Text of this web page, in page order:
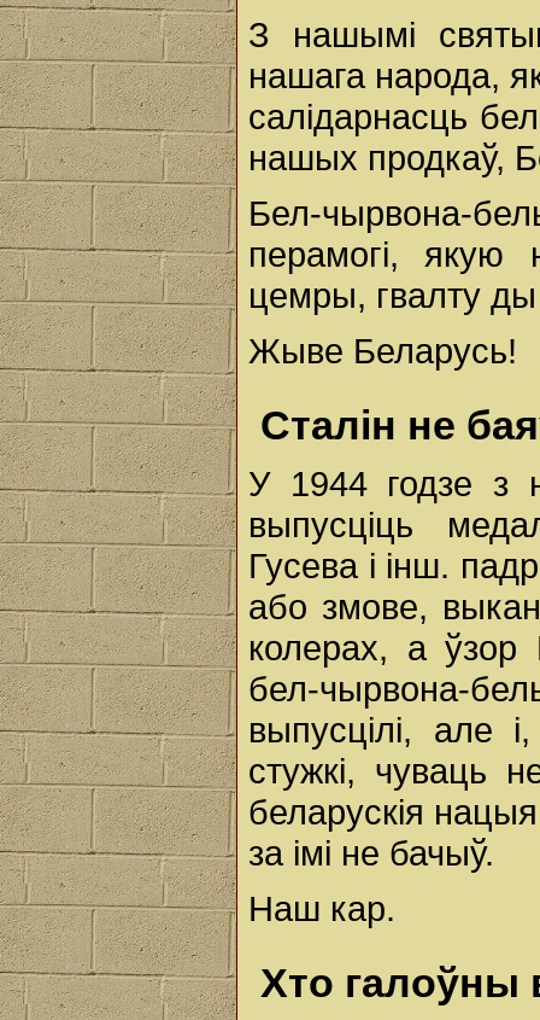
З нашымі
нашага народа,
салідарнасць
нашых продкаў,
Бел-чырвона-
перамогі, якую
цемры, гвалту ды
Жыве Беларусь!
Сталін не
У 1944 годзе з
выпусціць
Гусева і інш.
або змове,
колерах, а ўзор
бел-чырвона-
выпусцілі, але
стужкі, чуваць
беларускія
за імі не бачыў.
Наш кар.
Хто галоўны